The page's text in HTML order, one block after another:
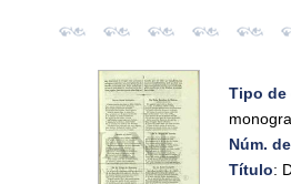
Tipo de
Núm.
Título: